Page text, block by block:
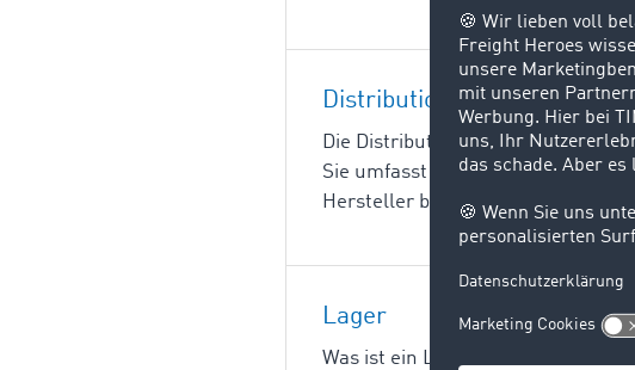
Distributionslogistik
Die Distributionslogistik, auch
Sie umfasst die Planung,
Hersteller bis zum Endkunden
Lager
Was ist ein Lager? Ein Lager ist